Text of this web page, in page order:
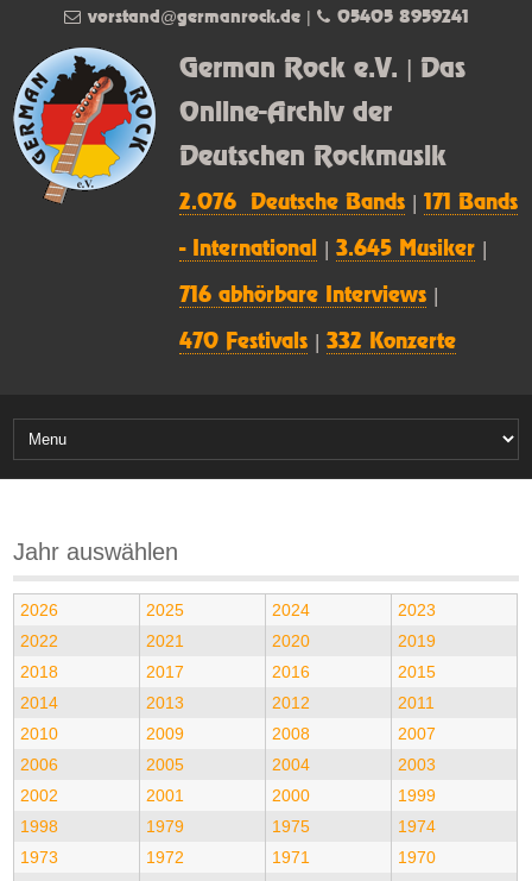
German Rock e.V. | Das
Online-Archiv der
Deutschen Rockmusik
2.076 Deutsche Bands |171 Bands
- International |3.645 Musiker
716 abhörbare Interviews
470 Festivals |332 Konzerte
vorstand@germanrock.de| 05405 8959241
Jahr auswählen
2026 2025 2024
2023
2022
2021 2020
2019
2018
2017 2016
2015
2014
2013 2012
2011
2010
2009 2008
2007
2006
2005 2004
2003
2002
2001 2000
1999
1998
1979 1975
1974
1973
1972 1971
1970